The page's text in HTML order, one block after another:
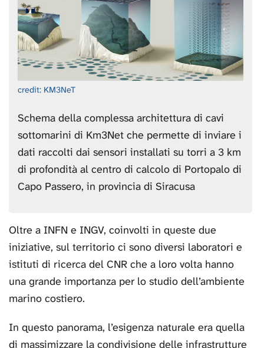
credit: KM3NeT
Schema della complessa architettura di cavi
sottomarini di Km3Net che permette di inviare i
dati raccolti dai sensori installati su torri a 3 km
di profondità al centro di calcolo di Portopalo di
Capo Passero, in provincia di Siracusa
Oltre a INFN e INGV, coinvolti in queste due
iniziative, sul territorio ci sono diversi laboratori e
istituti di ricerca del CNR che a loro volta hanno
una grande importanza per lo studio dell’ambiente
marino costiero.
In questo panorama, l’esigenza naturale era quella
di massimizzare la condivisione delle infrastrutture